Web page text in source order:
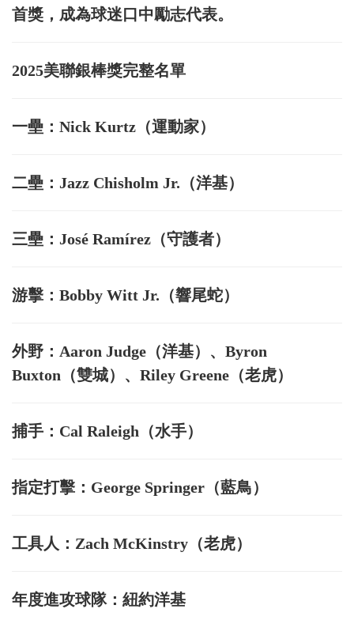
首獎，成為球迷口中勵志代表。
2025美聯銀棒獎完整名單
一壘：Nick Kurtz（運動家）
二壘：Jazz Chisholm Jr.（洋基）
三壘：José Ramírez（守護者）
游擊：Bobby Witt Jr.（響尾蛇）
外野：Aaron Judge（洋基）、Byron
Buxton（雙城）、Riley Greene（老虎）
捕手：Cal Raleigh（水手）
指定打擊：George Springer（藍鳥）
工具人：Zach McKinstry（老虎）
年度進攻球隊：紐約洋基